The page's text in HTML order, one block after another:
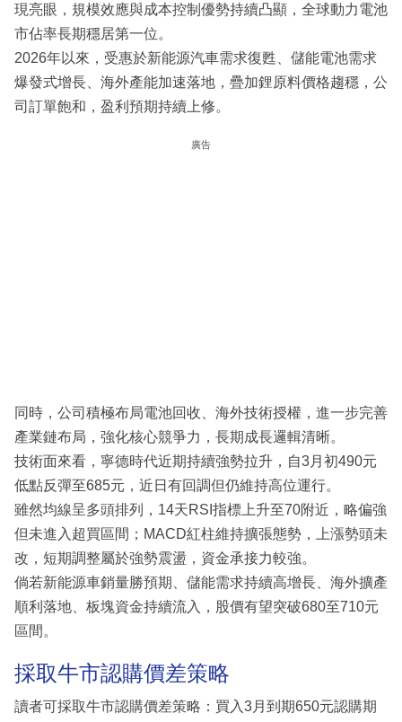
現亮眼，規模效應與成本控制優勢持續凸顯，全球動力電池
市佔率長期穩居第一位。
2026年以來，受惠於新能源汽車需求復甦、儲能電池需求
爆發式增長、海外產能加速落地，疊加鋰原料價格趨穩，公
司訂單飽和，盈利預期持續上修。
廣告
同時，公司積極布局電池回收、海外技術授權，進一步完善
產業鏈布局，強化核心競爭力，長期成長邏輯清晰。
技術面來看，寧德時代近期持續強勢拉升，自3月初490元
低點反彈至685元，近日有回調但仍維持高位運行。
雖然均線呈多頭排列，14天RSI指標上升至70附近，略偏強
但未進入超買區間；MACD紅柱維持擴張態勢，上漲勢頭未
改，短期調整屬於強勢震盪，資金承接力較強。
倘若新能源車銷量勝預期、儲能需求持續高增長、海外擴產
順利落地、板塊資金持續流入，股價有望突破680至710元
區間。
採取牛市認購價差策略
讀者可採取牛市認購價差策略：買入3月到期650元認購期